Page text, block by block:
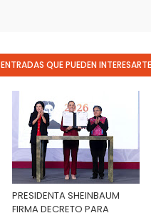
ENTRADAS QUE PUEDEN INTERESARTE
PRESIDENTA SHEINBAUM
FIRMA DECRETO PARA